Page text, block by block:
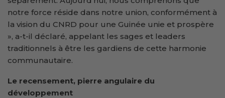
notre force réside dans notre union, conformément à
la vision du CNRD pour une Guinée unie et prospère
», a-t-il déclaré, appelant les sages et leaders
traditionnels à être les gardiens de cette harmonie
communautaire.
Le recensement, pierre angulaire du
développement